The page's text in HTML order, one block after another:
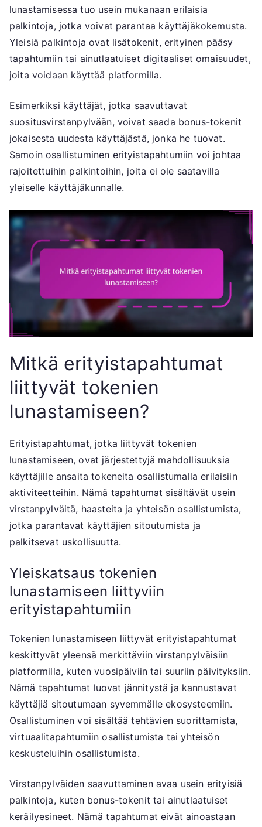
lunastamisessa tuo usein mukanaan erilaisia
palkintoja, jotka voivat parantaa käyttäjäkokemusta.
Yleisiä palkintoja ovat lisätokenit, erityinen pääsy
tapahtumiin tai ainutlaatuiset digitaaliset omaisuudet,
joita voidaan käyttää platformilla.
Esimerkiksi käyttäjät, jotka saavuttavat
suositusvirstanpylvään, voivat saada bonus-tokenit
jokaisesta uudesta käyttäjästä, jonka he tuovat.
Samoin osallistuminen erityistapahtumiin voi johtaa
rajoitettuihin palkintoihin, joita ei ole saatavilla
yleiselle käyttäjäkunnalle.
Mitkä erityistapahtumat
liittyvät tokenien
lunastamiseen?
Erityistapahtumat, jotka liittyvät tokenien
lunastamiseen, ovat järjestettyjä mahdollisuuksia
käyttäjille ansaita tokeneita osallistumalla erilaisiin
aktiviteetteihin. Nämä tapahtumat sisältävät usein
virstanpylväitä, haasteita ja yhteisön osallistumista,
jotka parantavat käyttäjien sitoutumista ja
palkitsevat uskollisuutta.
Yleiskatsaus tokenien
lunastamiseen liittyviin
erityistapahtumiin
Tokenien lunastamiseen liittyvät erityistapahtumat
keskittyvät yleensä merkittäviin virstanpylväisiin
platformilla, kuten vuosipäiviin tai suuriin päivityksiin.
Nämä tapahtumat luovat jännitystä ja kannustavat
käyttäjiä sitoutumaan syvemmälle ekosysteemiin.
Osallistuminen voi sisältää tehtävien suorittamista,
virtuaalitapahtumiin osallistumista tai yhteisön
keskusteluihin osallistumista.
Virstanpylväiden saavuttaminen avaa usein erityisiä
palkintoja, kuten bonus-tokenit tai ainutlaatuiset
keräilyesineet. Nämä tapahtumat eivät ainoastaan